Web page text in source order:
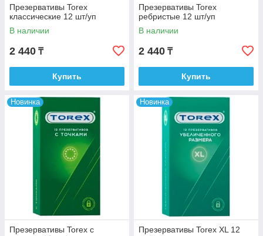
Презервативы Torex
классические 12 шт/уп
В наличии
2 440 ₸
Купить
Презервативы Torex
ребристые 12 шт/уп
В наличии
2 440 ₸
Купить
Новинка
Презервативы Torex с
Новинка
Презервативы Torex XL 12